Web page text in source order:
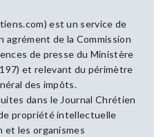
est un service de
agrément de la Commission
de presse du Ministère
et relevant du périmètre
des impôts.
dans le Journal Chrétien
propriété intellectuelle
et les organismes